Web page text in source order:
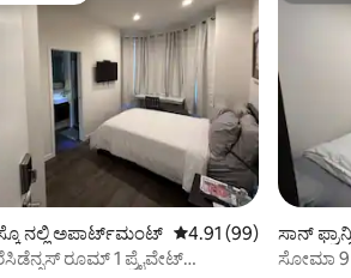
4 ವಿಮರ್ಶೆಗಳು
ನಲ್ಲಿ ಅಪಾರ್ಟ್‌ಮಂಟ್ 5 ರಲ್ಲಿ 4.91 ಸರಾಸರಿ
4.91 (99)
ರೂಮ್ 1 ಪ್ರೈವೇಟ್
ಸಾನ್
ಸೋಮಾ 9